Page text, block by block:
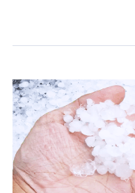
郵便、電話、およびＥメ
た維持管理等の委託業務
連する当社および提携会
（なお、当社は複数の保
情報を取引のある他の
るために利用させてい
上記に係る連絡・手続き
3.セミナー募集サイト